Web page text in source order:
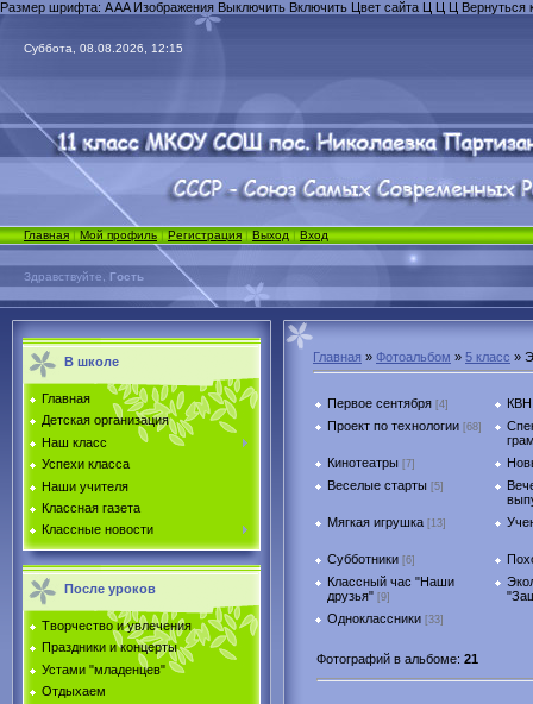
Размер шрифта: AAAИзображения Выключить Включить Цвет сайта Ц Ц Ц Вернуться
Суббота, 08.08.2026, 12:15
Главная|Мой профиль|Регистрация |Выход|Вход
Здравствуйте, Гость
В школе
Главная
Детская организация
Наш класс
Успехи класса
Наши учителя
Классная газета
Классные новости
После уроков
Творчество и увлечения
Праздники и концерты
Устами "младенцев"
Отдыхаем
Главная » Фотоальбом » 5 класс »
Первое сентября [4]
КВН
Проект по технологии [68]
Кинотеатры [7]
Веселые старты [5]
Мягкая игрушка [13]
Субботники [6]
Классный час "Наши
друзья" [9]
Одноклассники [33]
Фотографий в альбоме: 21